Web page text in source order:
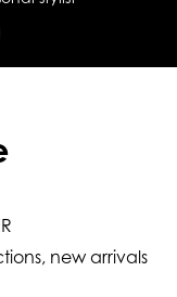
new arrivals